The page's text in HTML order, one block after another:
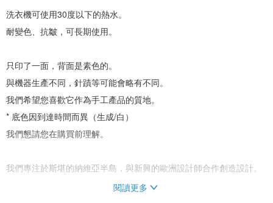
洗衣機可使用30度以下的熱水。
耐變色、抗皺，可長期使用。
只印了一面，背面是素色的。
與機器生產不同，針蹟等可能會略有不同。
我們希望您喜歡它作為手工產品的質地。
* 底色因到達時間而異（生成/白）
我們懇請您在購買前理解。
我們專注於斯堪的納維亞半島，與新興的歐洲設計師合作創造設計。
閱讀更多